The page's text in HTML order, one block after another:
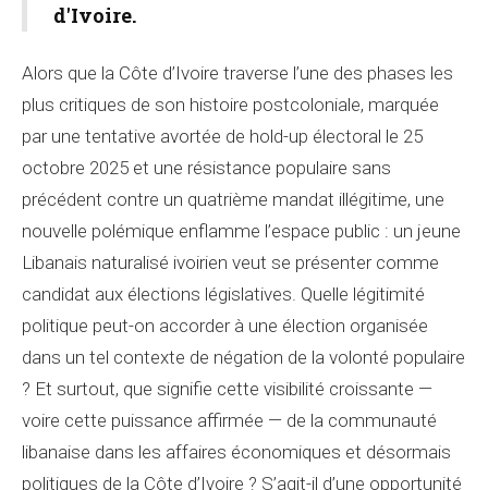
d'Ivoire.
Alors que la Côte d’Ivoire traverse l’une des phases les
plus critiques de son histoire postcoloniale, marquée
par une tentative avortée de hold-up électoral le 25
octobre 2025 et une résistance populaire sans
précédent contre un quatrième mandat illégitime, une
nouvelle polémique enflamme l’espace public : un jeune
Libanais naturalisé ivoirien veut se présenter comme
candidat aux élections législatives. Quelle légitimité
politique peut-on accorder à une élection organisée
dans un tel contexte de négation de la volonté populaire
? Et surtout, que signifie cette visibilité croissante —
voire cette puissance affirmée — de la communauté
libanaise dans les affaires économiques et désormais
politiques de la Côte d’Ivoire ? S’agit-il d’une opportunité